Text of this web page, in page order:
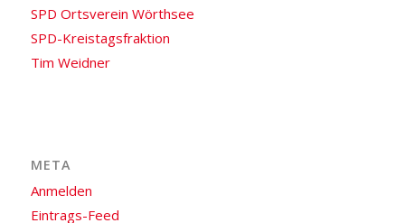
SPD Ortsverein Wörthsee
SPD-Kreistagsfraktion
Tim Weidner
META
Anmelden
Eintrags-Feed